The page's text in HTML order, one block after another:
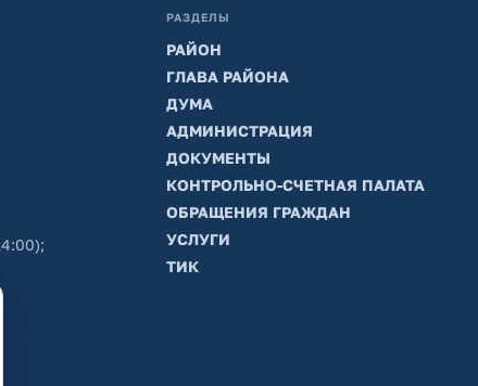
РАЗДЕЛЫ
РАЙОН
ГЛАВА РАЙОНА
ДУМА
АДМИНИСТРАЦИЯ
ДОКУМЕНТЫ
КОНТРОЛЬНО-СЧЕТНАЯ ПАЛАТА
ОБРАЩЕНИЯ ГРАЖДАН
УСЛУГИ
ТИК